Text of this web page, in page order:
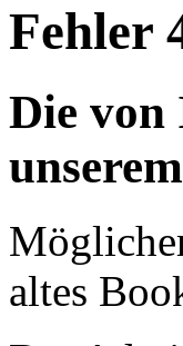
Fehler
Die von
altes